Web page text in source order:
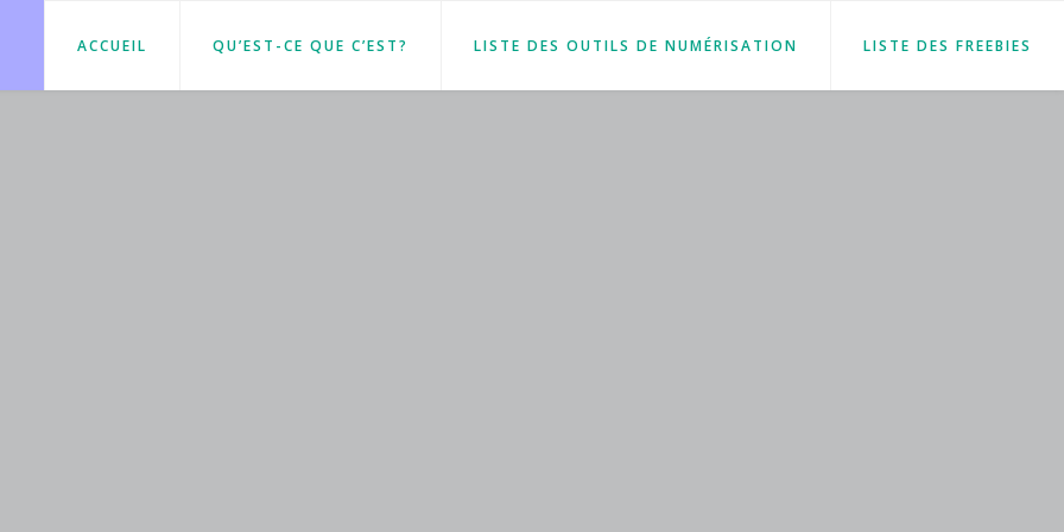
ACCUEIL QU’EST-CE QUE C’EST? LISTE DES OUTILS DE NUMÉRISATION LISTE DES FREEBIES